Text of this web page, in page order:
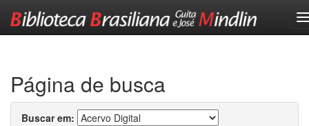
Página de busca
Buscar em: